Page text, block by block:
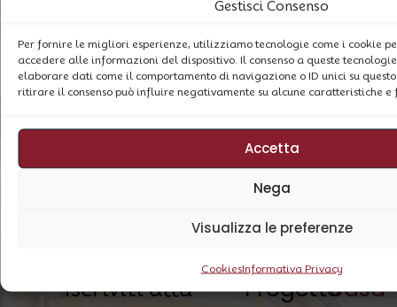
Gestisci Consenso
Per fornire le migliori esperienze, utilizziamo tecnologie come i cookie
accedere alle informazioni del dispositivo. Il consenso a queste
elaborare dati come il comportamento di navigazione o ID unici su questo
ritirare il consenso può influire negativamente su alcune caratteristiche e
Accetta
Nega
Visualizza le preferenze
CookiesInformativa Privacy
Vuoi saperne di più?
Iscriviti alla
Progettocasa